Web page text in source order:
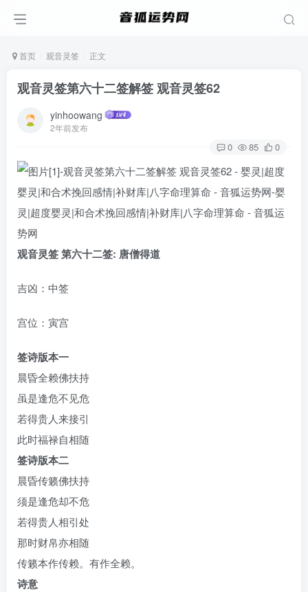
首页 观音灵签 正文
观音灵签第六十二签解签 观音灵签62
yinhoowang
2年前发布
0 85 0
观音灵签 第六十二签: 唐僧得道
吉凶：中签
宫位：寅宫
签诗版本一
晨昏全赖佛扶持
虽是逢危不见危
若得贵人来接引
此时福禄自相随
签诗版本二
晨昏传籁佛扶持
须是逢危却不危
若得贵人相引处
那时财帛亦相随
传籁本作传赖。有作全赖。
诗意